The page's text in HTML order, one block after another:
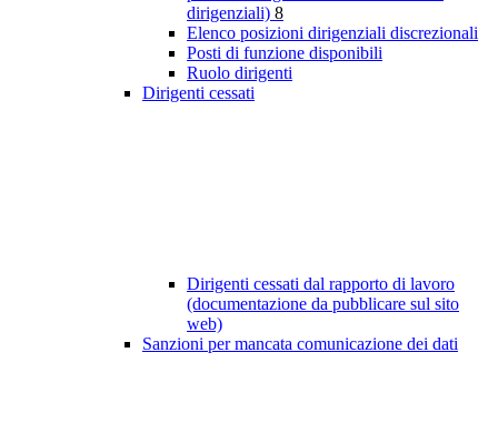
dirigenziali) 8
Elenco posizioni dirigenziali discrezionali
Posti di funzione disponibili
Ruolo dirigenti
Dirigenti cessati
Dirigenti cessati dal rapporto di lavoro
(documentazione da pubblicare sul sito
web)
Sanzioni per mancata comunicazione dei dati